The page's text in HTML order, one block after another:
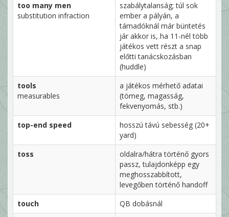
too many men
substitution infraction
szabálytalanság; túl sok
ember a pályán, a
támadóknál már büntetés
jár akkor is, ha 11-nél több
játékos vett részt a snap
előtti tanácskozásban
(huddle)
tools
measurables
a játékos mérhető adatai
(tömeg, magasság,
fekvenyomás, stb.)
top-end speed
hosszú távú sebesség (20+
yard)
toss
oldalra/hátra történő gyors
passz, tulajdonképp egy
meghosszabbított,
levegőben történő handoff
touch
QB dobásnál